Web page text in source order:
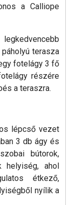
a Calliope
terasza
fotelágy 3 fő
részére
a teraszra.
lépcső vezet
3 db ágy és
bútorok,
helyiség, ahol
étkező,
nyílik a